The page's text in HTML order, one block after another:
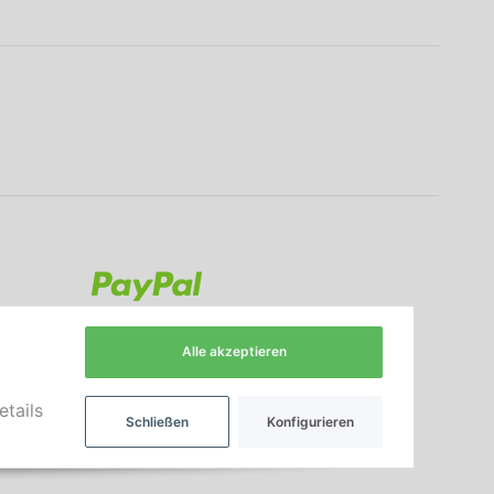
Alle akzeptieren
Schließen Konfigurieren